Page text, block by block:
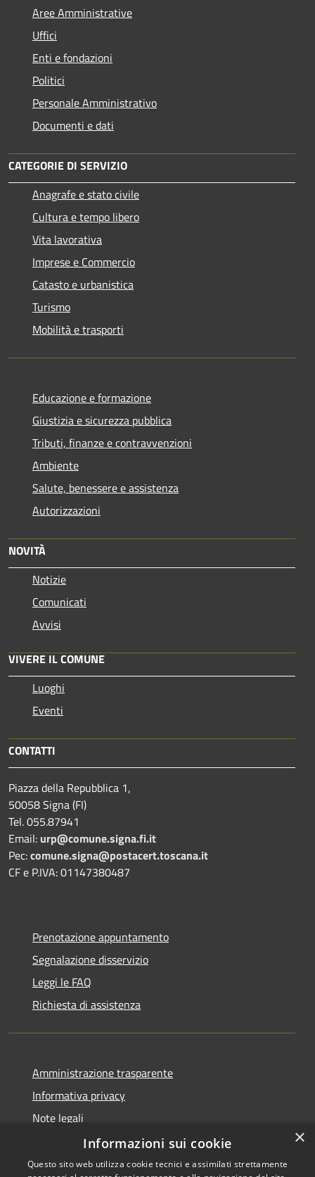
Aree Amministrative
Uffici
Enti e fondazioni
Politici
Personale Amministrativo
Documenti e dati
CATEGORIE DI SERVIZIO
Anagrafe e stato civile
Cultura e tempo libero
Vita lavorativa
Imprese e Commercio
Catasto e urbanistica
Turismo
Mobilità e trasporti
Educazione e formazione
Giustizia e sicurezza pubblica
Tributi, finanze e contravvenzioni
Ambiente
Salute, benessere e assistenza
Autorizzazioni
NOVITÀ
Notizie
Comunicati
Avvisi
VIVERE IL COMUNE
Luoghi
Eventi
CONTATTI
Piazza della Repubblica 1,
50058 Signa (FI)
Tel. 055.87941
Email: urp@comune.signa.fi.it
Pec:comune.signa@postacert.toscana.it
CF e P.IVA: 01147380487
Prenotazione appuntamento
Segnalazione disservizio
Leggi le FAQ
Richiesta di assistenza
Amministrazione trasparente
Informativa privacy
Note legali
Dichiarazione di accessibilità
×
Informazioni sui cookie
Questo sito web utilizza cookie tecnici e assimilati strettamente